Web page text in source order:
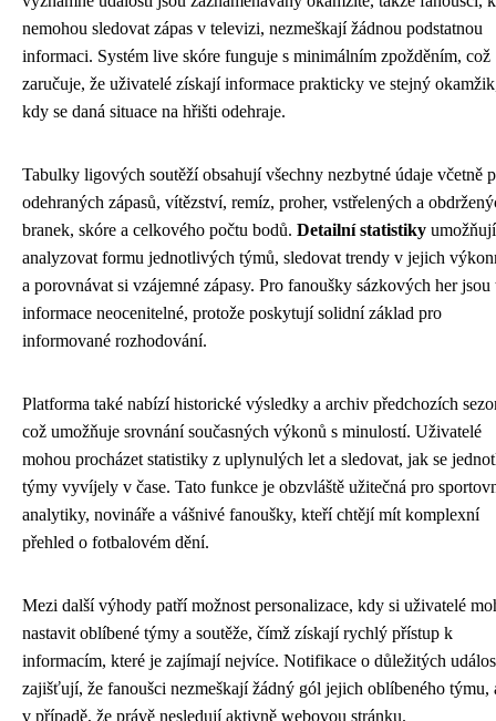
nemohou sledovat zápas v televizi, nezmeškají žádnou podstatnou
informaci. Systém live skóre funguje s minimálním zpožděním, což
zaručuje, že uživatelé získají informace prakticky ve stejný
kdy se daná situace na hřišti odehraje.
Tabulky ligových soutěží obsahují všechny nezbytné údaje včetně
odehraných zápasů, vítězství, remíz, proher, vstřelených a
branek, skóre a celkového počtu bodů. Detailní statistiky umožňují
analyzovat formu jednotlivých týmů, sledovat trendy v jejich
a porovnávat si vzájemné zápasy. Pro fanoušky sázkových her jsou
informace neocenitelné, protože poskytují solidní základ pro
informované rozhodování.
Platforma také nabízí historické výsledky a archiv předchozích
což umožňuje srovnání současných výkonů s minulostí. Uživatelé
mohou procházet statistiky z uplynulých let a sledovat, jak se
týmy vyvíjely v čase. Tato funkce je obzvláště užitečná pro
analytiky, novináře a vášnivé fanoušky, kteří chtějí mít komplexní
přehled o fotbalovém dění.
Mezi další výhody patří možnost personalizace, kdy si uživatelé
nastavit oblíbené týmy a soutěže, čímž získají rychlý přístup k
informacím, které je zajímají nejvíce. Notifikace o důležitých
zajišťují, že fanoušci nezmeškají žádný gól jejich oblíbeného týmu,
v případě, že právě nesledují aktivně webovou stránku.